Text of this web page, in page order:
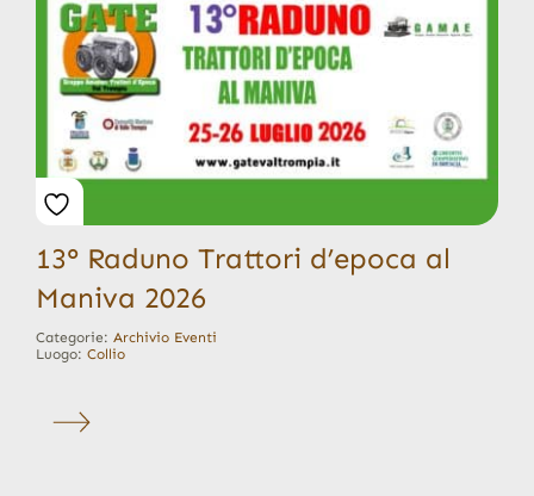
13° Raduno Trattori d’epoca al
Maniva 2026
Categorie: Archivio Eventi
Luogo: Collio